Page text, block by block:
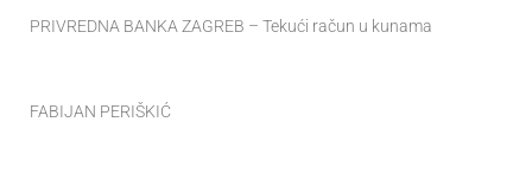
PRIVREDNA BANKA ZAGREB – Tekući račun u kunama
FABIJAN PERIŠKIĆ